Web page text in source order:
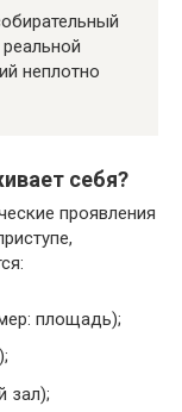
неплотно
себя?
проявления
площадь);
зал);